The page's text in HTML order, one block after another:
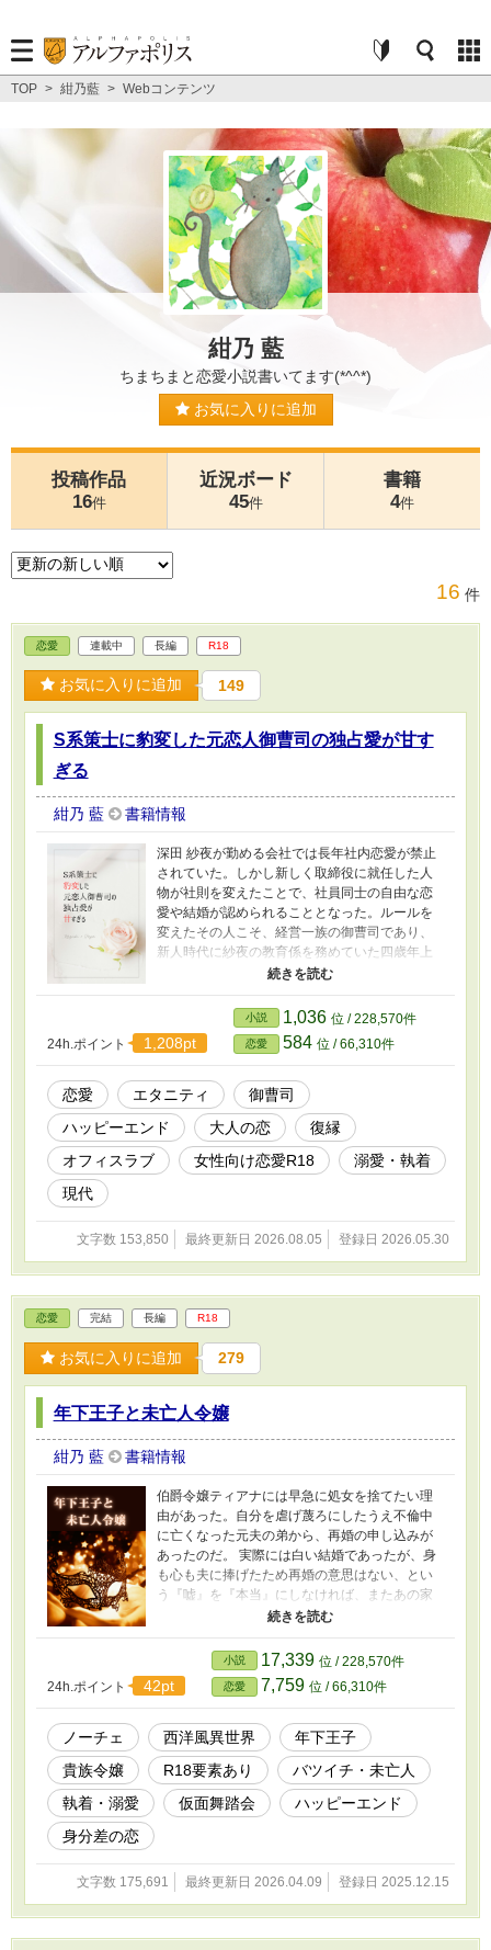
TOP > 紺乃藍 > Webコンテンツ
紺乃 藍
ちまちまと恋愛小説書いてます(*^^*)
お気に入りに追加
投稿作品
16件
近況ボード
45件
書籍
4件
16 件
恋愛 連載中 長編 R18
お気に入りに追加 149
S系策士に豹変した元恋人御曹司の独占愛が甘す
ぎる
紺乃 藍 書籍情報
深田 紗夜が勤める会社では長年社内恋愛が禁止
されていた。しかし新しく取締役に就任した人
物が社則を変えたことで、社員同士の自由な恋
愛や結婚が認められることとなった。ルールを
変えたその人こそ、経営一族の御曹司であり、
新人時代に紗夜の教育係を務めていた四歳年上
の明里 和季だ。 実は社内恋愛が禁止されていた
頃、密かに和季と交際していた紗夜。しかし彼
には結婚を約束している人がいると知り、深入
りする前に…と身を引いていたのだ。 別れてか
ら二年が経過している。 今さらよりを戻すこと
はない。 ――そう思っていたのに。 「もう社内
恋愛は禁止じゃない。これで俺たちは、堂々と
付き合えるだろ？」 優しかったはずの和季が、
甘くみだらに、そしてなぜか意地悪に紗夜に迫
ってきて……!? ◇ 書けたら投稿、のまったり不
定期です ◇ 設定はすべてフィクションです。実
「◆」を表記しています ◇ 表紙はCanvaさまで
作成いたしました
24h.ポイント 1,208pt
小説 1,036 位 / 228,570件
恋愛 584 位 / 66,310件
恋愛 エタニティ
御曹司
ハッピーエンド
大人の恋
復縁
オフィスラブ
女性向け恋愛R18
溺愛・執着
現代
文字数 153,850 最終更新日 2026.08.05 登録日 2026.05.30
恋愛 完結 長編 R18
お気に入りに追加 279
年下王子と未亡人令嬢
紺乃 藍 書籍情報
伯爵令嬢ティアナには早急に処女を捨てたい理
由があった。自分を虐げ蔑ろにしたうえ不倫中
に亡くなった元夫の弟から、再婚の申し込みが
あったのだ。 実際には白い結婚であったが、身
も心も夫に捧げたため再婚の意思はない、とい
う『嘘』を『本当』にしなければ、またあの家
に連れ戻されてしまう――！ 困ったティアナ
面舞踏会』に参加し、そこで出会った顔も本名
も知らない相手と一夜を共にすることで、無事
処女を捨てることに成功する。 ようやく安寧な
日々を手に入れたと思ったティアナだったが、
のちに一夜限りの相手が第二王子のアレクシス
であったこと、彼が『月の仮面舞踏会』で出会
った女性を必死に探し求めていることを知る。
どうしても手に入れたい年下王子 × どうし
ても逃げたい未亡人令嬢 恋愛初心者な２人の初
組織・団体とは一切関係ございません。 ＊ R18
描写のあるお話には、サブタイトルに「◆」あ
り。 ＊ 他サイト（ムーンライトノベルズ）にも
24h.ポイント 42pt
小説 17,339 位 / 228,570件
恋愛 7,759 位 / 66,310件
ノーチェ 西洋風異世界
年下王子
貴族令嬢
R18要素あり
バツイチ・未亡人
執着・溺愛
仮面舞踏会
ハッピーエンド
身分差の恋
文字数 175,691 最終更新日 2026.04.09 登録日 2025.12.15